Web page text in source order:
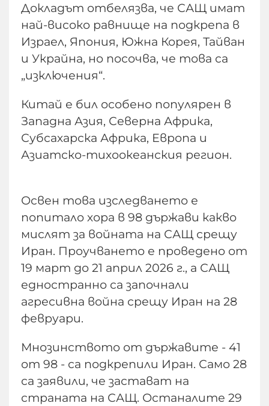
Докладът отбелязва, че САЩ имат
най-високо равнище на подкрепа в
Израел, Япония, Южна Корея, Тайван
и Украйна, но посочва, че това са
„изключения“.
Китай е бил особено популярен в
Западна Азия, Северна Африка,
Субсахарска Африка, Европа и
Азиатско-тихоокеанския регион.
Освен това изследването е
попитало хора в 98 държави какво
мислят за войната на САЩ срещу
Иран. Проучването е проведено от
19 март до 21 април 2026 г., а САЩ
едностранно са започнали
агресивна война срещу Иран на 28
февруари.
Мнозинството от държавите - 41
от 98 - са подкрепили Иран. Само 28
са заявили, че застават на
страната на САЩ. Останалите 29